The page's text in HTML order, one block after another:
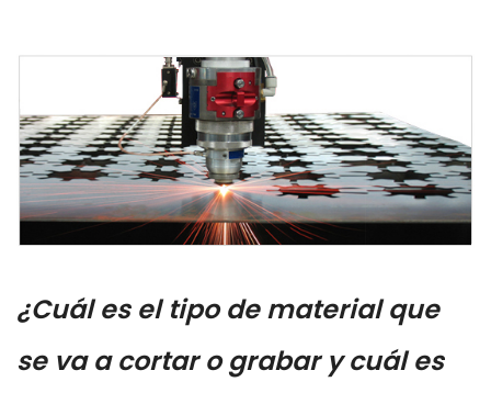
¿Cuál es el tipo de material que
se va a cortar o grabar y cuál es